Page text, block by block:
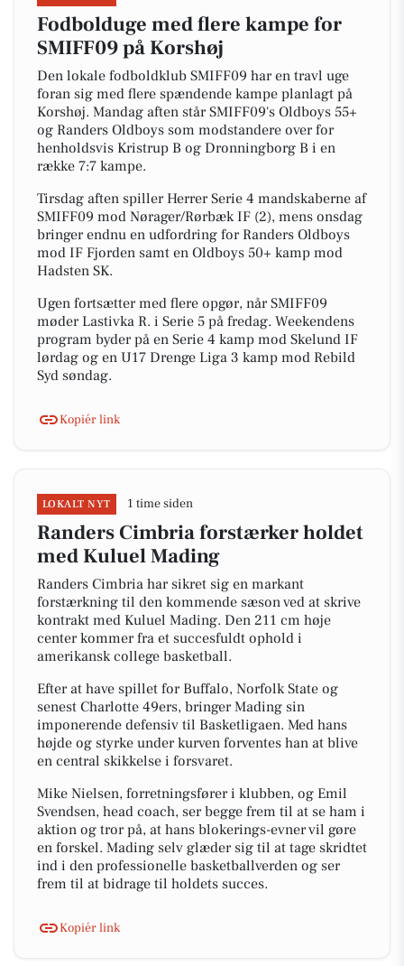
Fodbolduge med flere kampe for
SMIFF09 på Korshøj
Den lokale fodboldklub SMIFF09 har en travl uge
foran sig med flere spændende kampe planlagt på
Korshøj. Mandag aften står SMIFF09's Oldboys 55+
og Randers Oldboys som modstandere over for
henholdsvis Kristrup B og Dronningborg B i en
række 7:7 kampe.
Tirsdag aften spiller Herrer Serie 4 mandskaberne af
SMIFF09 mod Nørager/Rørbæk IF (2), mens onsdag
bringer endnu en udfordring for Randers Oldboys
mod IF Fjorden samt en Oldboys 50+ kamp mod
Hadsten SK.
Ugen fortsætter med flere opgør, når SMIFF09
møder Lastivka R. i Serie 5 på fredag. Weekendens
program byder på en Serie 4 kamp mod Skelund IF
lørdag og en U17 Drenge Liga 3 kamp mod Rebild
Syd søndag.
Kopiér link
LOKALT NYT 1 time siden
Randers Cimbria forstærker holdet
med Kuluel Mading
Randers Cimbria har sikret sig en markant
forstærkning til den kommende sæson ved at skrive
kontrakt med Kuluel Mading. Den 211 cm høje
center kommer fra et succesfuldt ophold i
amerikansk college basketball.
Efter at have spillet for Buffalo, Norfolk State og
senest Charlotte 49ers, bringer Mading sin
imponerende defensiv til Basketligaen. Med hans
højde og styrke under kurven forventes han at blive
en central skikkelse i forsvaret.
Mike Nielsen, forretningsfører i klubben, og Emil
Svendsen, head coach, ser begge frem til at se ham i
aktion og tror på, at hans blokerings-evner vil gøre
en forskel. Mading selv glæder sig til at tage skridtet
ind i den professionelle basketballverden og ser
frem til at bidrage til holdets succes.
Kopiér link